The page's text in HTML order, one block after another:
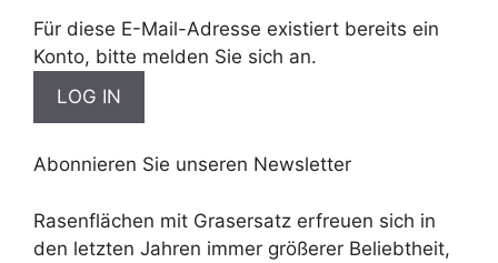
Für diese E-Mail-Adresse existiert bereits ein
Konto, bitte melden Sie sich an.
Abonnieren Sie unseren Newsletter
Rasenflächen mit Grasersatz erfreuen sich in
den letzten Jahren immer größerer Beliebtheit,